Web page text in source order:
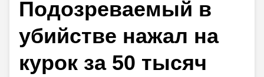
Подозреваемый в
убийстве нажал на
курок за 50 тысяч